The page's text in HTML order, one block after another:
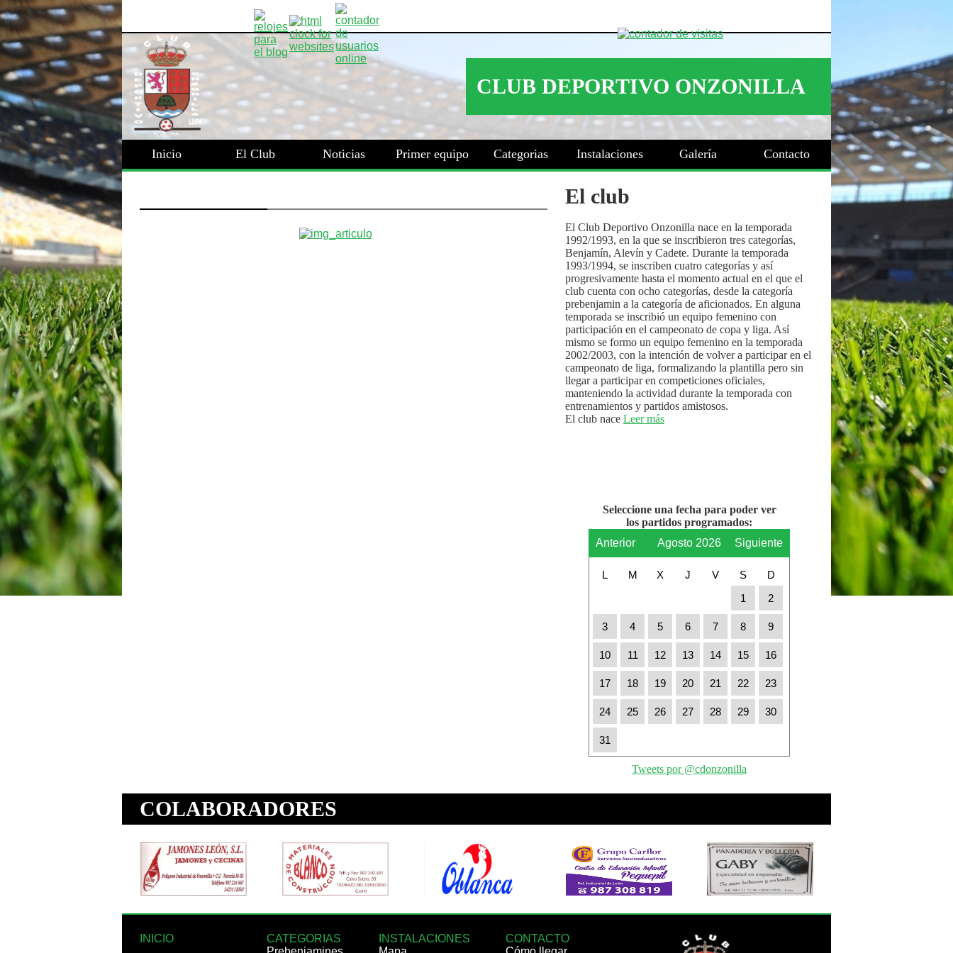
Inicio El Club Noticias Primer equipo Categorias Instalaciones Galería Contacto
El club
El Club Deportivo Onzonilla nace en la temporada
1992/1993, en la que se inscribieron tres categorías,
Benjamín, Alevín y Cadete. Durante la temporada
1993/1994, se inscriben cuatro categorías y así
progresivamente hasta el momento actual en el que el
club cuenta con ocho categorías, desde la categoría
prebenjamin a la categoría de aficionados. En alguna
temporada se inscribió un equipo femenino con
participación en el campeonato de copa y liga. Así
mismo se formo un equipo femenino en la temporada
2002/2003, con la intención de volver a participar en el
campeonato de liga, formalizando la plantilla pero sin
llegar a participar en competiciones oficiales,
manteniendo la actividad durante la temporada con
entrenamientos y partidos amistosos.
El club nace Leer más
Seleccione una fecha para poder ver
los partidos programados:
Anterior
Agosto 2026 Siguiente
L M X J V S
D
1
2
3 4 5 6 7 8 9
10 11 12 13 14 15 16
17 18 19 20 21 22 23
24 25 26 27 28 29 30
31
Tweets por @cdonzonilla
INICIO
CATEGORIAS
INSTALACIONES
CONTACTO